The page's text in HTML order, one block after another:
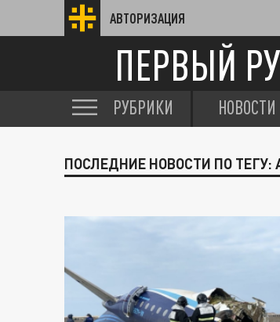
АВТОРИЗАЦИЯ
ПЕРВЫЙ
РУБРИКИ НОВОСТИ
ПОСЛЕДНИЕ НОВОСТИ ПО ТЕГУ: